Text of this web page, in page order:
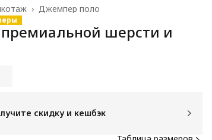
Джемпер поло
›
шерсти и
скидку и кешбэк